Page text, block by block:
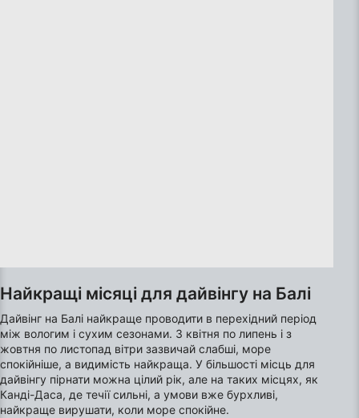
Найкращі місяці для дайвінгу на Балі
Дайвінг на Балі найкраще проводити в перехідний період
між вологим і сухим сезонами. З квітня по липень і з
жовтня по листопад вітри зазвичай слабші, море
спокійніше, а видимість найкраща. У більшості місць для
дайвінгу пірнати можна цілий рік, але на таких місцях, як
Канді-Даса, де течії сильні, а умови вже бурхливі,
найкраще вирушати, коли море спокійне.